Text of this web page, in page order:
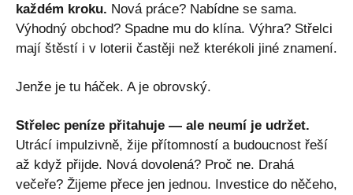
každém kroku. Nová práce? Nabídne se sama.
Výhodný obchod? Spadne mu do klína. Výhra? Střelci
mají štěstí i v loterii častěji než kterékoli jiné znamení.
Jenže je tu háček. A je obrovský.
Střelec peníze přitahuje — ale neumí je udržet.
Utrácí impulzivně, žije přítomností a budoucnost řeší
až když přijde. Nová dovolená? Proč ne. Drahá
večeře? Žijeme přece jen jednou. Investice do něčeho,